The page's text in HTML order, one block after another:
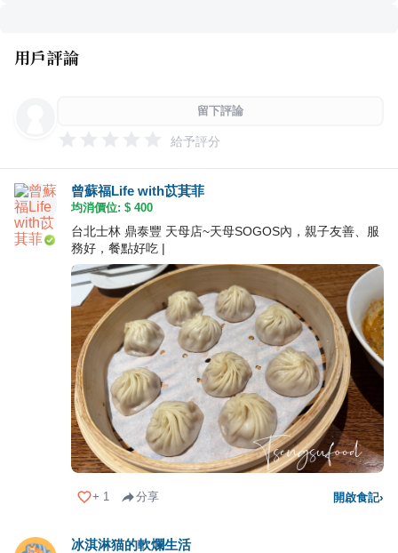
用戶評論
留下評論
給予評分
曾蘇福Life with苡萁菲
均消價位: $ 400
台北士林 鼎泰豐 天母店~天母SOGOS內，親子友善、服
務好，餐點好吃 |
+ 1 分享 開啟食記›
冰淇淋猫的軟爛生活